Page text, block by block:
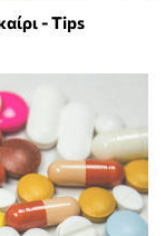
- Tips